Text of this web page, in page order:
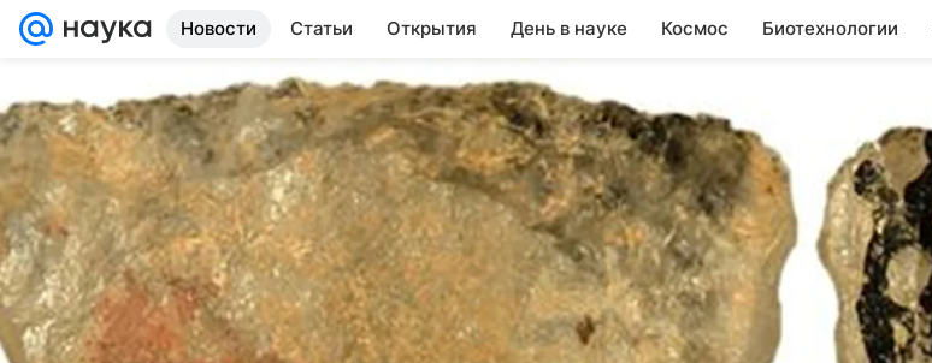
Новости Статьи Открытия День в науке Космос Биотехнологии